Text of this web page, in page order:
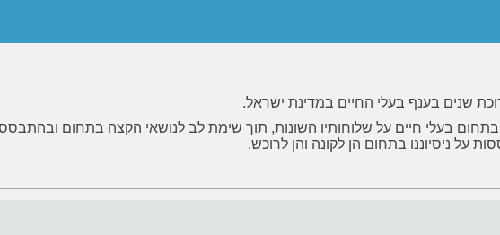
שנים בענף בעלי החיים במדינת ישראל.
בתחום בעלי חיים על שלוחותיו השונות, תוך שימת לב לנושאי הקצה בתחום
על ניסיוננו בתחום הן לקונה והן לרוכש.